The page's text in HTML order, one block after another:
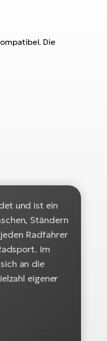
Die
und ist ein
Ständern
Radfahrer
Im
an die
eigener